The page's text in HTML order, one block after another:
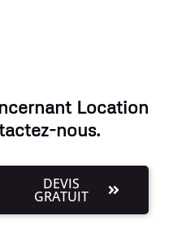
Location
nous.
DEVIS
GRATUIT